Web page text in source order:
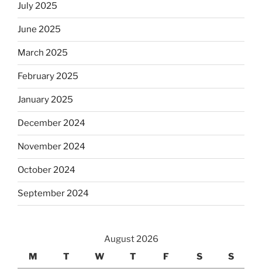
July 2025
June 2025
March 2025
February 2025
January 2025
December 2024
November 2024
October 2024
September 2024
August 2026
M
T W T F S S